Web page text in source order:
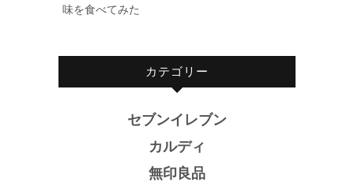
味を食べてみた
カテゴリー
セブンイレブン
カルディ
無印良品